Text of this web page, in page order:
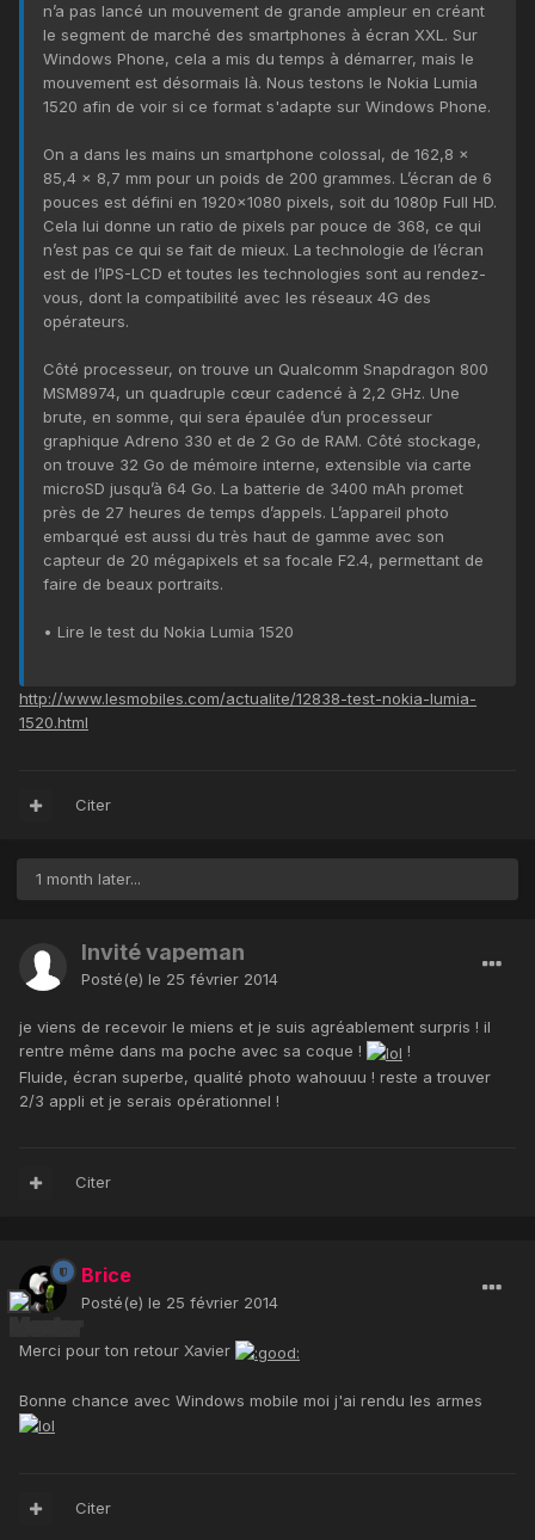
n’a pas lancé un mouvement de grande ampleur en créant
le segment de marché des smartphones à écran XXL. Sur
Windows Phone, cela a mis du temps à démarrer, mais le
mouvement est désormais là. Nous testons le Nokia Lumia
1520 afin de voir si ce format s'adapte sur Windows Phone.
On a dans les mains un smartphone colossal, de 162,8 x
85,4 x 8,7 mm pour un poids de 200 grammes. L’écran de 6
pouces est défini en 1920x1080 pixels, soit du 1080p Full HD.
Cela lui donne un ratio de pixels par pouce de 368, ce qui
n’est pas ce qui se fait de mieux. La technologie de l’écran
est de l’IPS-LCD et toutes les technologies sont au rendez-
vous, dont la compatibilité avec les réseaux 4G des
opérateurs.
Côté processeur, on trouve un Qualcomm Snapdragon 800
MSM8974, un quadruple cœur cadencé à 2,2 GHz. Une
brute, en somme, qui sera épaulée d’un processeur
graphique Adreno 330 et de 2 Go de RAM. Côté stockage,
on trouve 32 Go de mémoire interne, extensible via carte
microSD jusqu’à 64 Go. La batterie de 3400 mAh promet
près de 27 heures de temps d’appels. L’appareil photo
embarqué est aussi du très haut de gamme avec son
capteur de 20 mégapixels et sa focale F2.4, permettant de
faire de beaux portraits.
• Lire le test du Nokia Lumia 1520
http://www.lesmobiles.com/actualite/12838-test-nokia-lumia-
1520.html
Citer
1 month later...
Invité vapeman
Posté(e) le 25 février 2014
je viens de recevoir le miens et je suis agréablement surpris ! il
rentre même dans ma poche avec sa coque !
!
Fluide, écran superbe, qualité photo wahouuu ! reste a trouver
2/3 appli et je serais opérationnel !
Citer
Brice
Posté(e) le 25 février 2014
Merci pour ton retour Xavier
Bonne chance avec Windows mobile moi j'ai rendu les armes
Citer